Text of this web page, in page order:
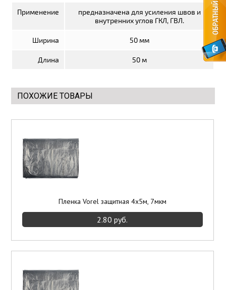
Электрические тёплые полы
Теплицы, системы полива
Поликарбонат
Потолки подвесные
Инструмент
Применение
предназначена для усиления швов и
внутренних углов ГКЛ, ГВЛ.
Ширина 50 мм
Длина 50 м
ПОХОЖИЕ ТОВАРЫ
Пленка Vorel защитная 4х5м, 7мкм
2.80 руб.